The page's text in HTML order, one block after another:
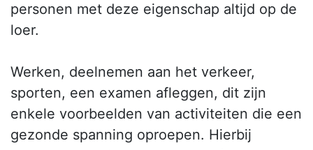
personen met deze eigenschap altijd op de
loer.
Werken, deelnemen aan het verkeer,
sporten, een examen afleggen, dit zijn
enkele voorbeelden van activiteiten die een
gezonde spanning oproepen. Hierbij